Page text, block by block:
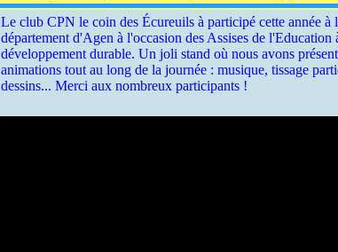
Le club CPN le coin des Écureuils à participé cette année à
département d'Agen à l'occasion des Assises de l'Education
développement durable. Un joli stand où nous avons
animations tout au long de la journée : musique, tissage
dessins... Merci aux nombreux participants !